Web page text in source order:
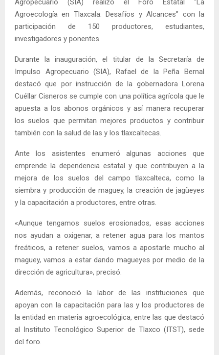
Agroecología en Tlaxcala: Desafíos y Alcances” con la
participación de 150 productores, estudiantes,
investigadores y ponentes.
Durante la inauguración, el titular de la Secretaría de
Impulso Agropecuario (SIA), Rafael de la Peña Bernal
destacó que por instrucción de la gobernadora Lorena
Cuéllar Cisneros se cumple con una política agrícola que le
apuesta a los abonos orgánicos y así manera recuperar
los suelos que permitan mejores productos y contribuir
también con la salud de las y los tlaxcaltecas.
Ante los asistentes enumeró algunas acciones que
emprende la dependencia estatal y que contribuyen a la
mejora de los suelos del campo tlaxcalteca, como la
siembra y producción de maguey, la creación de jagüeyes
y la capacitación a productores, entre otras.
«Aunque tengamos suelos erosionados, esas acciones
nos ayudan a oxigenar, a retener agua para los mantos
freáticos, a retener suelos, vamos a apostarle mucho al
maguey, vamos a estar dando magueyes por medio de la
dirección de agricultura», precisó.
Además, reconoció la labor de las instituciones que
apoyan con la capacitación para las y los productores de
la entidad en materia agroecológica, entre las que destacó
al Instituto Tecnológico Superior de Tlaxco (ITST), sede
del foro.